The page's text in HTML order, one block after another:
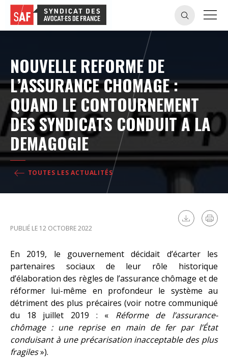
NOUVELLE REFORME DE
L’ASSURANCE CHOMAGE :
QUAND LE CONTOURNEMENT
DES SYNDICATS CONDUIT A LA
DEMAGOGIE
TOUTES LES ACTUALITÉS
PUBLIÉ LE 12 OCTOBRE 2022
En 2019, le gouvernement décidait d’écarter les
partenaires sociaux de leur rôle historique
d’élaboration des règles de l’assurance chômage et de
réformer lui-même en profondeur le système au
détriment des plus précaires (voir notre communiqué
du 18 juillet 2019 : « Réforme de l’assurance-
chômage : une reprise en main de fer par l’État
conduisant à une précarisation inacceptable des plus
fragiles»).